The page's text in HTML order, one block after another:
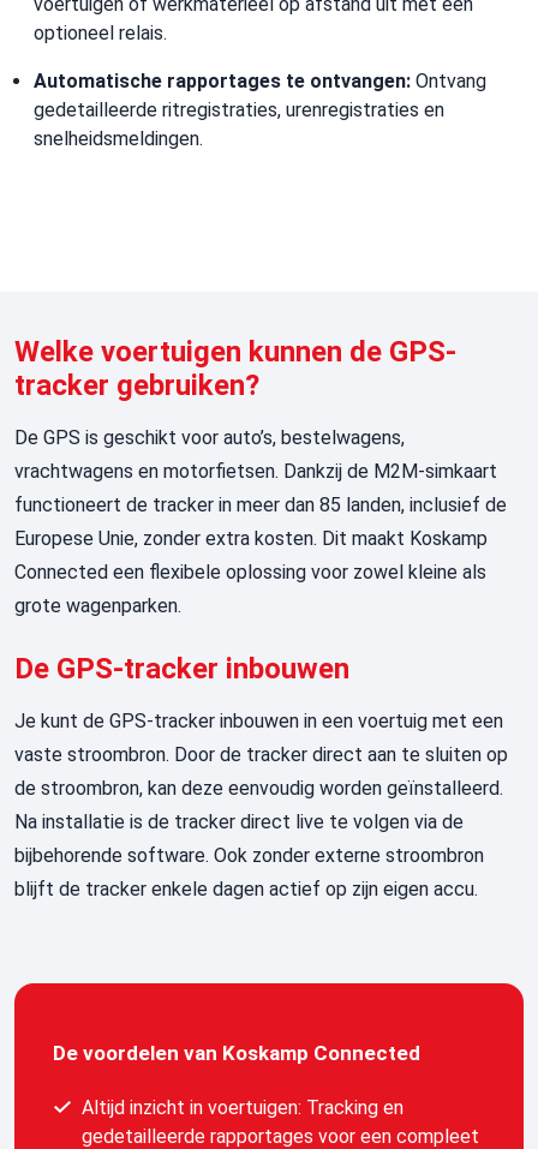
optioneel relais.
Automatische rapportages te ontvangen: Ontvang
gedetailleerde ritregistraties, urenregistraties en
snelheidsmeldingen.
Welke voertuigen kunnen de GPS-
tracker gebruiken?
De GPS is geschikt voor auto’s, bestelwagens,
vrachtwagens en motorfietsen. Dankzij de M2M-simkaart
functioneert de tracker in meer dan 85 landen, inclusief de
Europese Unie, zonder extra kosten. Dit maakt Koskamp
Connected een flexibele oplossing voor zowel kleine als
grote wagenparken.
De GPS-tracker inbouwen
Je kunt de GPS-tracker inbouwen in een voertuig met een
vaste stroombron. Door de tracker direct aan te sluiten op
de stroombron, kan deze eenvoudig worden geïnstalleerd.
Na installatie is de tracker direct live te volgen via de
bijbehorende software. Ook zonder externe stroombron
blijft de tracker enkele dagen actief op zijn eigen accu.
De voordelen van Koskamp Connected
Altijd inzicht in voertuigen: Tracking en
gedetailleerde rapportages voor een compleet